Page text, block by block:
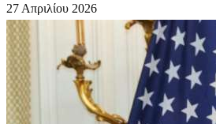
27 Απριλίου 2026